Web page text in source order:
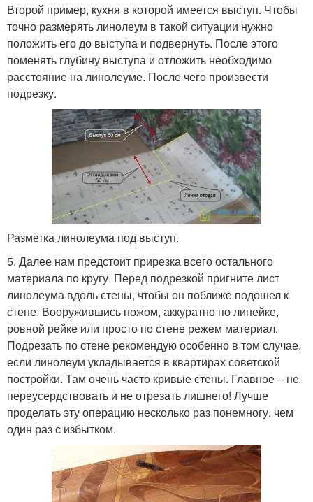
Второй пример, кухня в которой имеется выступ. Чтобы
точно размерять линолеум в такой ситуации нужно
положить его до выступа и подвернуть. После этого
поменять глубину выступа и отложить необходимо
расстояние на линолеуме. После чего произвести
подрезку.
Разметка линолеума под выступ.
5. Далее нам предстоит прирезка всего остального
материала по кругу. Перед подрезкой пригните лист
линолеума вдоль стены, чтобы он поближе подошел к
стене. Вооружившись ножом, аккуратно по линейке,
ровной рейке или просто по стене режем материал.
Подрезать по стене рекомендую особенно в том случае,
если линолеум укладывается в квартирах советской
постройки. Там очень часто кривые стены. Главное – не
переусердствовать и не отрезать лишнего! Лучше
проделать эту операцию несколько раз понемногу, чем
один раз с избытком.